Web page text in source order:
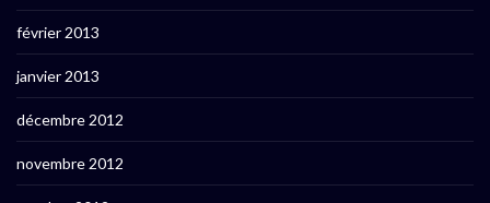
février 2013
janvier 2013
décembre 2012
novembre 2012